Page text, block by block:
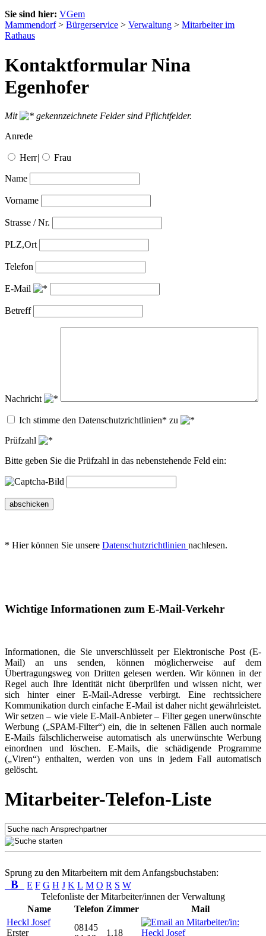
Sie sind hier: VGem
Mammendorf> Bürgerservice > Verwaltung > Mitarbeiter im
Rathaus
Kontaktformular Nina
Egenhofer
Mit
gekennzeichnete Felder sind Pflichtfelder.
Anrede
Herr| Frau
Name
Vorname
Strasse / Nr.
PLZ,Ort
Telefon
E-Mail
Betreff
Nachricht
Ich stimme den Datenschutzrichtlinien* zu
Prüfzahl
Bitte geben Sie die Prüfzahl in das nebenstehende Feld ein:
abschicken
* Hier können Sie unsere Datenschutzrichtlinien nachlesen.
Wichtige Informationen zum E-Mail-Verkehr
Informationen, die Sie unverschlüsselt per Elektronische Post (E-
Mail) an uns senden, können möglicherweise auf dem
Übertragungsweg von Dritten gelesen werden. Wir können in der
Regel auch Ihre Identität nicht überprüfen und wissen nicht, wer
sich hinter einer E-Mail-Adresse verbirgt. Eine rechtssichere
Kommunikation durch einfache E-Mail ist daher nicht gewährleistet.
Wir setzen – wie viele E-Mail-Anbieter – Filter gegen unerwünschte
Werbung („SPAM-Filter“) ein, die in seltenen Fällen auch normale
E-Mails fälschlicherweise automatisch als unerwünschte Werbung
einordnen und löschen. E-Mails, die schädigende Programme
(„Viren“) enthalten, werden von uns in jedem Fall automatisch
gelöscht.
Mitarbeiter-Telefon-Liste
Sprung zu den Mitarbeitern mit dem Anfangsbuchstaben:
B E F G H J K L M O R S W
Telefonliste der Mitarbeiter/innen der Verwaltung
Name
Telefon Zimmer
Mail
Heckl Josef
Erster
08145
1.18